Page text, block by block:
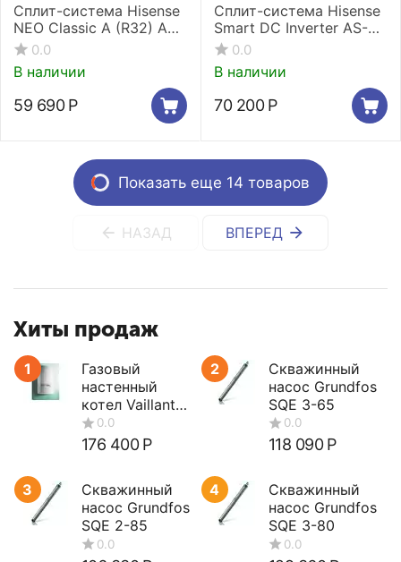
Сплит-система Hisense
NEO Classic A (R32) AS-
18HR4RMADC00
0.0
В наличии
59 690 Р
Сплит-система Hisense
Smart DC Inverter AS-
18UW4RMADB02G/ AS-
18UW4RMADB02W
0.0
В наличии
70 200 Р
Показать еще 14 товаров
НАЗАД ВПЕРЕД
Хиты продаж
1
Газовый
настенный
котел Vaillant
turboTEC plus
VUW 362/5-5
176 400 Р
2
Скважинный
насос Grundfos
SQE 3-65
118 090 Р
3
Скважинный
насос Grundfos
SQE 2-85
4
Скважинный
насос Grundfos
SQE 3-80